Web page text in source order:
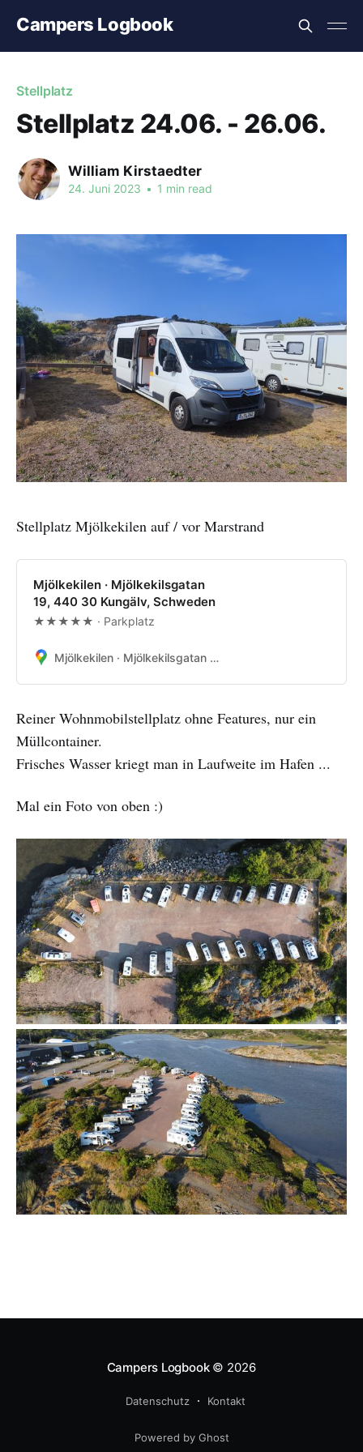
Campers Logbook
Stellplatz
Stellplatz 24.06. - 26.06.
William Kirstaedter
24. Juni 2023 • 1 min read
Stellplatz Mjölkekilen auf / vor Marstrand
Mjölkekilen · Mjölkekilsgatan
19, 440 30 Kungälv, Schweden
★★★★★ · Parkplatz
Mjölkekilen · Mjölkekilsgatan 19, 440 30 Kungälv, Schweden
Reiner Wohnmobilstellplatz ohne Features, nur ein
Müllcontainer.
Frisches Wasser kriegt man in Laufweite im Hafen ...
Mal ein Foto von oben :)
Campers Logbook© 2026
Datenschutz Kontakt
Powered by Ghost